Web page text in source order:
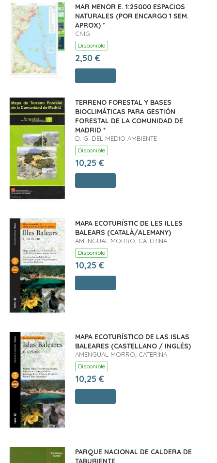
MAR MENOR E. 1:25000 ESPACIOS
NATURALES (POR ENCARGO 1 SEM.
APROX) *
CNIG
Disponible
2,50 €
TERRENO FORESTAL Y BASES
BIOCLIMÁTICAS PARA GESTIÓN
FORESTAL DE LA COMUNIDAD DE
MADRID *
D. G. DEL MEDIO AMBIENTE
Disponible
10,25 €
MAPA ECOTURÍSTIC DE LES ILLES
BALEARS (CATALÀ/ALEMANY)
AMENGUAL MORRO, CATERINA
Disponible
10,25 €
MAPA ECOTURÍSTICO DE LAS ISLAS
BALEARES (CASTELLANO / INGLÉS)
AMENGUAL MORRO, CATERINA
Disponible
10,25 €
PARQUE NACIONAL DE CALDERA DE
TABURIENTE